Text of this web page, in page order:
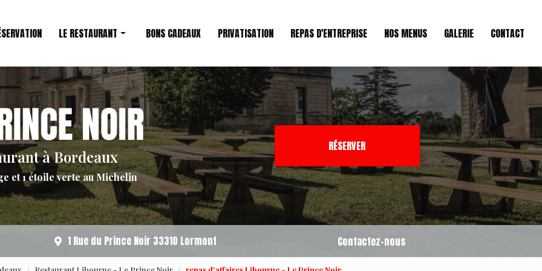
LE RESTAURANT
Restaurant étoilé
Le Chef
BONS CADEAUX PRIVATISATION REPAS D'ENTREPRISE NOS MENUS GALERIE CONTACT
à Bordeaux
et 1 étoile verte au Michelin
RÉSERVER
1 Rue du Prince Noir 33310 Lormont Contactez-nous